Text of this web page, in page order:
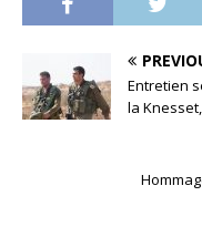
Entretien
la